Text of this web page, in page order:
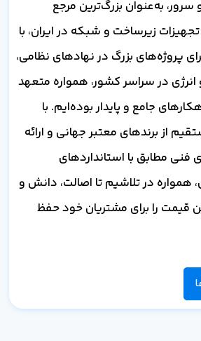
سرور، به‌عنوان بزرگ‌ترین مرجع
زیرساخت و شبکه در ایران، با
پروژه‌های بزرگ در نهادهای نظامی،
در سراسر کشور، همواره متعهد
جامع و پایدار بوده‌ایم. با
از برندهای معتبر جهانی و ارائه
فنی مطابق با استانداردهای
همواره در تلاشیم تا اصالت، دانش و
قیمت را برای مشتریان خود حفظ